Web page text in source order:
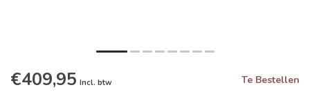
€409,95 Incl. btw Te Bestellen